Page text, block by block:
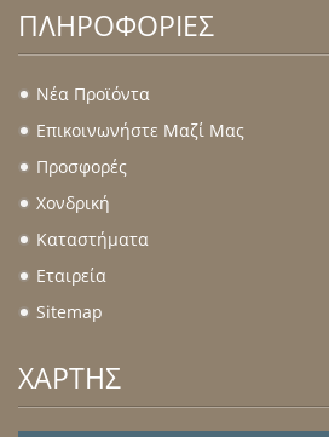
ΠΛΗΡΟΦΟΡΊΕΣ
. Νέα Προϊόντα
. Επικοινωνήστε Μαζί Μας
. Προσφορές
. Χονδρική
. Καταστήματα
. Εταιρεία
. Sitemap
ΧΑΡΤΗΣ